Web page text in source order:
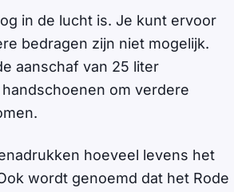
in de lucht is. Je kunt ervoor
bedragen zijn niet mogelijk.
aanschaf van 25 liter
om verdere
hoeveel levens het
wordt genoemd dat het Rode